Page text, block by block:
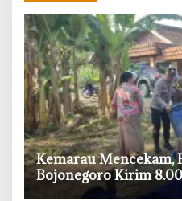
‎Kemarau Mencekam,
Bojonegoro Kirim
Warga Bondol